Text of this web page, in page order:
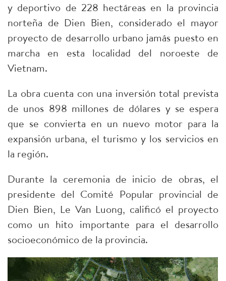
y deportivo de 228 hectáreas en la provincia
norteña de Dien Bien, considerado el mayor
proyecto de desarrollo urbano jamás puesto en
marcha en esta localidad del noroeste de
Vietnam.
​La obra cuenta con una inversión total prevista
de unos 898 millones de dólares y se espera
que se convierta en un nuevo motor para la
expansión urbana, el turismo y los servicios en
la región.
​Durante la ceremonia de inicio de obras, el
presidente del Comité Popular provincial de
Dien Bien, Le Van Luong, calificó el proyecto
como un hito importante para el desarrollo
socioeconómico de la provincia.